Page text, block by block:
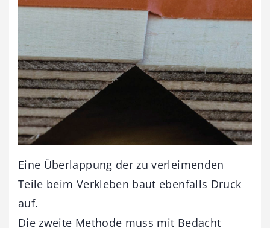
Eine Überlappung der zu verleimenden
Teile beim Verkleben baut ebenfalls Druck
auf.
Die zweite Methode muss mit Bedacht